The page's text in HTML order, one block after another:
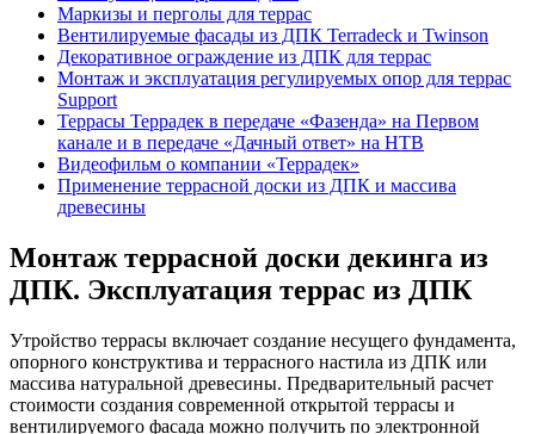
Маркизы и перголы для террас
Вентилируемые фасады из ДПК Terradeck и Twinson
Декоративное ограждение из ДПК для террас
Монтаж и эксплуатация регулируемых опор для террас
Support
Террасы Террадек в передаче «Фазенда» на Первом
канале и в передаче «Дачный ответ» на НТВ
Видеофильм о компании «Террадек»
Применение террасной доски из ДПК и массива
древесины
Монтаж террасной доски декинга из
ДПК. Эксплуатация террас из ДПК
Утройство террасы включает создание несущего фундамента,
опорного конструктива и террасного настила из ДПК или
массива натуральной древесины. Предварительный расчет
стоимости создания современной открытой террасы и
вентилируемого фасада можно получить по электронной